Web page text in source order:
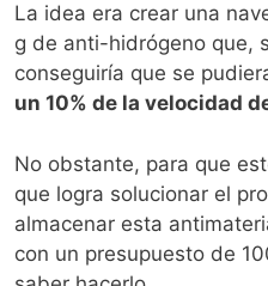
La idea era crear una
g de anti-hidrógeno que,
conseguiría que se
un 10% de la velocidad
No obstante, para que
que logra solucionar el
almacenar esta
con un presupuesto de